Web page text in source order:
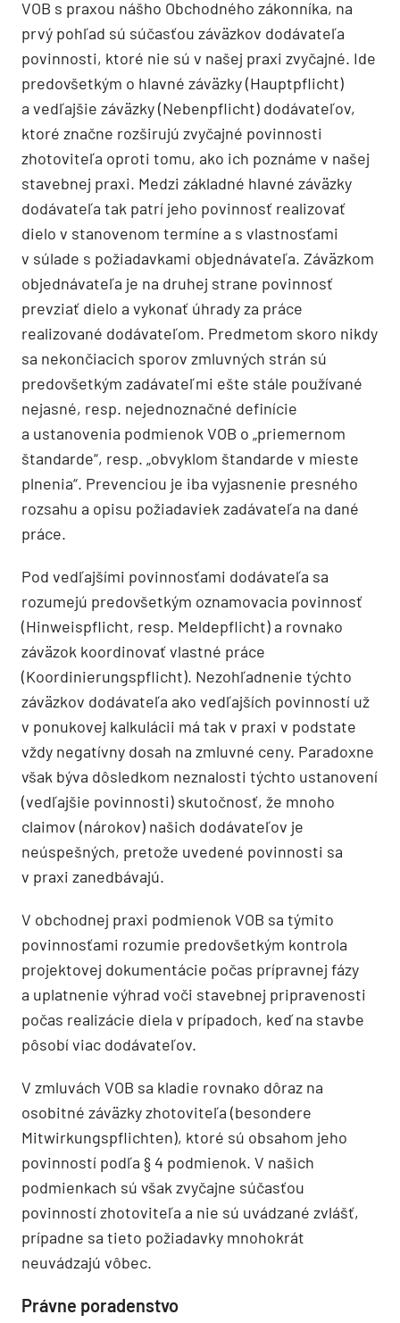
VOB s praxou nášho Obchodného zákonníka, na
prvý pohľad sú súčasťou záväzkov dodávateľa
povinnosti, ktoré nie sú v našej praxi zvyčajné. Ide
predovšetkým o hlavné záväzky (Hauptpflicht)
a vedľajšie záväzky (Nebenpflicht) dodávateľov,
ktoré značne rozširujú zvyčajné povinnosti
zhotoviteľa oproti tomu, ako ich poznáme v našej
stavebnej praxi. Medzi základné hlavné záväzky
dodávateľa tak patrí jeho povinnosť realizovať
dielo v stanovenom termíne a s vlastnosťami
v súlade s požiadavkami objednávateľa. Záväzkom
objednávateľa je na druhej strane povinnosť
prevziať dielo a vykonať úhrady za práce
realizované dodávateľom. Predmetom skoro nikdy
sa nekončiacich sporov zmluvných strán sú
predovšetkým zadávateľmi ešte stále používané
nejasné, resp. nejednoznačné definície
a ustanovenia podmienok VOB o „priemernom
štandarde“, resp. „obvyklom štandarde v mieste
plnenia“. Prevenciou je iba vyjasnenie presného
rozsahu a opisu požiadaviek zadávateľa na dané
práce.
Pod vedľajšími povinnosťami dodávateľa sa
rozumejú predovšetkým oznamovacia povinnosť
(Hinweispflicht, resp. Meldepflicht) a rovnako
záväzok koordinovať vlastné práce
(Koordinierungspflicht). Nezohľadnenie týchto
záväzkov dodávateľa ako vedľajších povinností už
v ponukovej kalkulácii má tak v praxi v podstate
vždy negatívny dosah na zmluvné ceny. Paradoxne
však býva dôsledkom neznalosti týchto ustanovení
(vedľajšie povinnosti) skutočnosť, že mnoho
claimov (nárokov) našich dodávateľov je
neúspešných, pretože uvedené povinnosti sa
v praxi zanedbávajú.
V obchodnej praxi podmienok VOB sa týmito
povinnosťami rozumie predovšetkým kontrola
projektovej dokumentácie počas prípravnej fázy
a uplatnenie výhrad voči stavebnej pripravenosti
počas realizácie diela v prípadoch, keď na stavbe
pôsobí viac dodávateľov.
V zmluvách VOB sa kladie rovnako dôraz na
osobitné záväzky zhotoviteľa (besondere
Mitwirkungspflichten), ktoré sú obsahom jeho
povinností podľa § 4 podmienok. V našich
podmienkach sú však zvyčajne súčasťou
povinností zhotoviteľa a nie sú uvádzané zvlášť,
prípadne sa tieto požiadavky mnohokrát
neuvádzajú vôbec.
Právne poradenstvo